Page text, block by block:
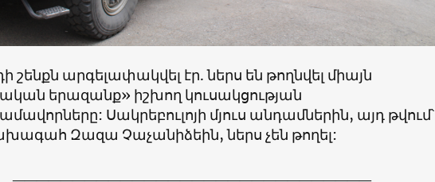
շենքն արգելափակվել էր. ներս են թողնվել միայն
երազանք» իշխող կուսակցության
Սակրեբուլոյի մյուս անդամներին, այդ թվում՝
Զազա Չաչանիձեին, ներս չեն թողել: